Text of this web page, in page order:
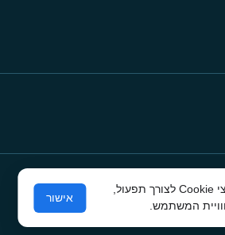
שמורות לסיבים תשתיות תקשורת
האתר משתמש בקובצי Cookie לצורך תפעול,
המשתמש.
אישור